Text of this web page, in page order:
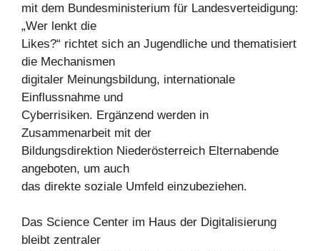
mit dem Bundesministerium für Landesverteidigung:
„Wer lenkt die
Likes?“ richtet sich an Jugendliche und thematisiert
die Mechanismen
digitaler Meinungsbildung, internationale
Einflussnahme und
Cyberrisiken. Ergänzend werden in
Zusammenarbeit mit der
Bildungsdirektion Niederösterreich Elternabende
angeboten, um auch
das direkte soziale Umfeld einzubeziehen.
Das Science Center im Haus der Digitalisierung
bleibt zentraler